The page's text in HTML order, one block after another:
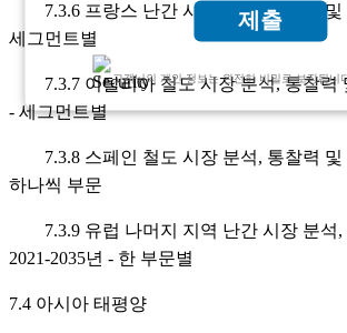
제출
고객님의 개인 정보는 완전히 비밀로 보장됩니
7.3.6 프랑스 난간 시장 분석, 통찰력 및
세그먼트별
7.3.7 이탈리아 철도 시장 분석, 통찰력
- 세그먼트별
7.3.8 스페인 철도 시장 분석, 통찰력 및
하나씩 부문
7.3.9 유럽 나머지 지역 난간 시장 분석,
2021-2035년 - 한 부문별
7.4 아시아 태평양